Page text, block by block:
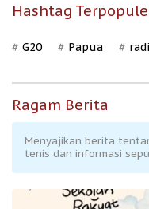
Hashtag
G20 Papua
Ragam Berita
Menyajikan berita
tenis dan informasi